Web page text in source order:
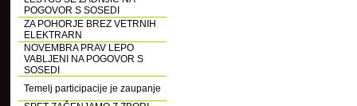
POGOVOR S SOSEDI
ZA POHORJE BREZ VETRNIH
ELEKTRARN
NOVEMBRA PRAV LEPO
VABLJENI NA POGOVOR S
SOSEDI
Temelj participacije je zaupanje